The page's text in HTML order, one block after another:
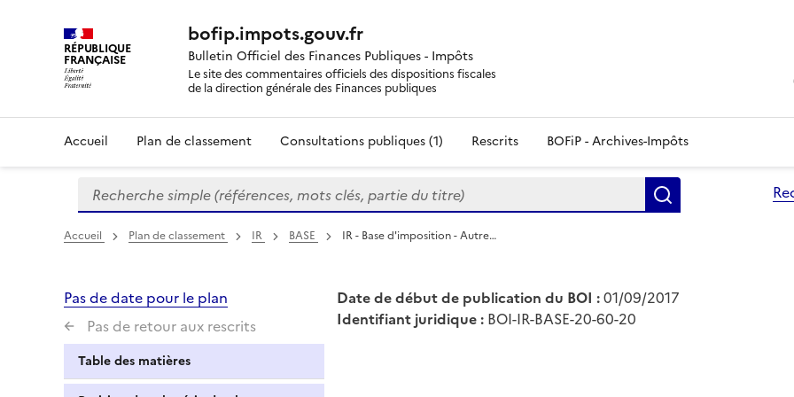
RÉPUBLIQUE
FRANÇAISE
bofip.impots.gouv.fr
Bulletin Officiel des Finances Publiques - Impôts
Le site des commentaires officiels des dispositions fiscales
de la direction générale des Finances publiques
Accueil Plan de classement Consultations publiques (1) Rescrits BOFiP - Archives-Impôts
Formulaire
de
recherche
Recherche simple (références, mots clés, partie du titre)
Accueil Plan de classement IR BASE IR - Base d'imposition - Autre…
Pas de date pour le plan
Pas de retour aux rescrits
Table des matières
Date de début de publication du BOI :01/09/2017
Identifiant juridique : BOI-IR-BASE-20-60-20